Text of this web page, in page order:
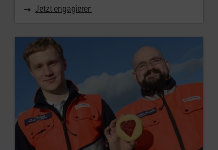
Jetzt engagieren